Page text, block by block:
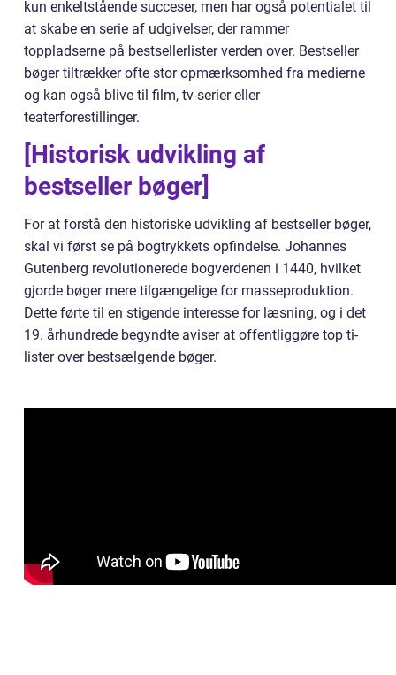
kun enkeltstående succeser, men har også potentialet til
at skabe en serie af udgivelser, der rammer
toppladserne på bestsellerlister verden over. Bestseller
bøger tiltrækker ofte stor opmærksomhed fra medierne
og kan også blive til film, tv-serier eller
teaterforestillinger.
[Historisk udvikling af
bestseller bøger]
For at forstå den historiske udvikling af bestseller bøger,
skal vi først se på bogtrykkets opfindelse. Johannes
Gutenberg revolutionerede bogverdenen i 1440, hvilket
gjorde bøger mere tilgængelige for masseproduktion.
Dette førte til en stigende interesse for læsning, og i det
19. århundrede begyndte aviser at offentliggøre top ti-
lister over bestsælgende bøger.